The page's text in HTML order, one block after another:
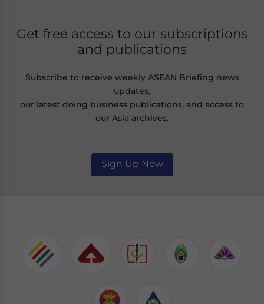
Get free access to our subscriptions
and publications
Subscribe to receive weekly ASEAN Briefing news
updates,
our latest doing business publications, and access to
our Asia archives.
Sign Up Now